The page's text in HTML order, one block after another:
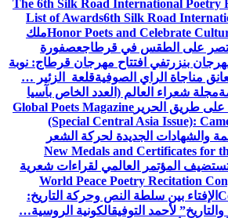
The 6th Silk Road International Poetry
List of Awards6th Silk Road
Honor Poets and Celebrateملك
على الطقس في قرطاجعصفورة
بنزرتفي افتتاح مهرجان قرطاج: نوبة
مناجاة الراي الصوفيةقلعة الزئير …
مجلة شعراء العالم (العدد الخاص بآسيا
طريق الحرير Global Poets Magazine
(Special Central Asia Issue):
والشهادات الجديدة لحركة الشعر
New Medals and Certificates for
المؤتمر العالمي لقراءات شعرية
World Peace Poetry Recitation
الإفتاء بين سلطة النص وحركة التاريخ:
لأحمد التوفيقالكونية الروسية…